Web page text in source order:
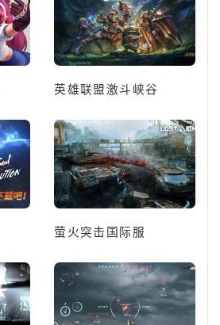
英雄联盟激斗峡谷
萤火突击国际服